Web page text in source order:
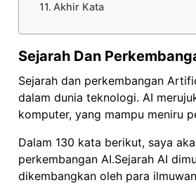
Akhir Kata
Sejarah Dan
Sejarah dan perkembangan
dalam dunia teknologi. AI
komputer, yang mampu meniru
Dalam 130 kata berikut, saya
perkembangan AI.Sejarah AI
dikembangkan oleh para